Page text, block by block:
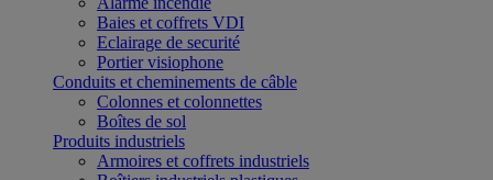
Baies et coffrets VDI
Eclairage de securité
Portier visiophone
Conduits et cheminements de câble
Colonnes et colonnettes
Boîtes de sol
Produits industriels
Armoires et coffrets industriels